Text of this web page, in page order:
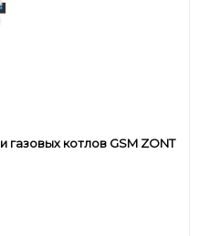
газовых котлов GSM ZONT